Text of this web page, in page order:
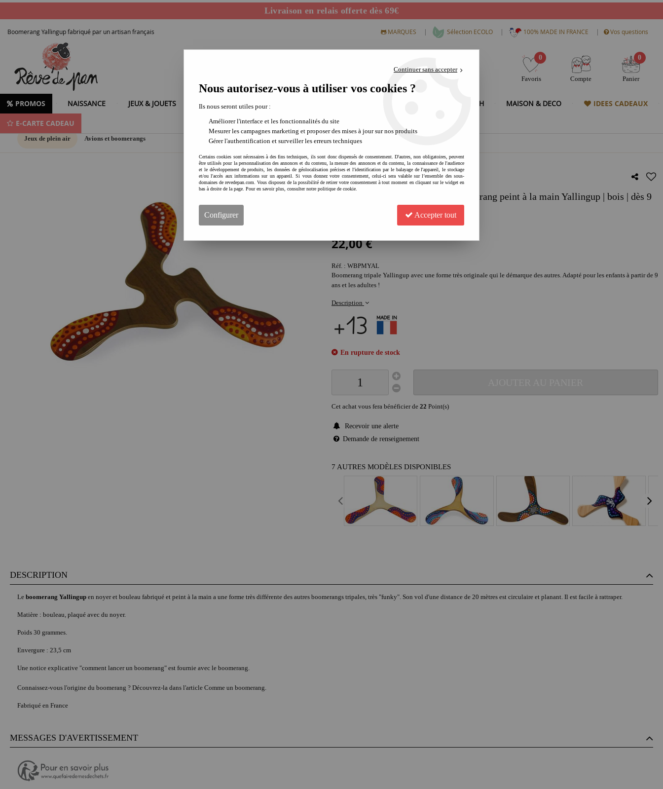
Livraison en relais offerte dès 69€
Boomerang Yallingup fabriqué par un artisan français MARQUES | Sélection ECOLO | 100% MADE IN FRANCE | Vos questions
0
Favoris Compte
0
Panier
PROMOS NAISSANCE JEUX & JOUETS LOISIRS CREATIFS MODE & HIGH TECH MAISON & DECO IDEES CADEAUX
E-CARTE CADEAU
Jeux de plein air Avions et boomerangs
WALLABY BOOMERANGS Boomerang peint à la main Yallingup | bois | dès 9
ans | activité plein air
22,00€
Réf. : WBPMYAL
Boomerang tripale Yallingup avec une forme très originale qui le démarque des autres. Adapté pour les enfants à partir de 9
ans et les adultes !
Description
En rupture de stock
Cet achat vous fera bénéficier de 22 Point(s)
Recevoir une alerte
Demande de renseignement
7 AUTRES MODÈLES DISPONIBLES
DESCRIPTION
Le boomerang Yallingup en noyer et bouleau fabriqué et peint à la main a une forme très différente des autres boomerangs tripales, très "funky". Son vol d'une distance de 20 mètres est circulaire et planant. Il est facile à rattraper.
Matière : bouleau, plaqué avec du noyer.
Poids 30 grammes.
Envergure : 23,5 cm
Une notice explicative "comment lancer un boomerang" est fournie avec le boomerang.
Connaissez-vous l'origine du boomerang ? Découvrez-la dans l'article Comme un boomerang
Fabriqué en France
MESSAGES D'AVERTISSEMENT
Continuer sans accepter
Nous autorisez-vous à utiliser vos cookies ?
Ils nous seront utiles pour :
Améliorer l'interface et les fonctionnalités du site
Mesurer les campagnes marketing et proposer des mises à jour sur nos produits
Gérer l'authentification et surveiller les erreurs techniques
Certains cookies sont nécessaires à des fins techniques, ils sont donc dispensés de consentement. D'autres, non obligatoires, peuvent
être utilisés pour la personnalisation des annonces et du contenu, la mesure des annonces et du contenu, la connaissance de l'audience
et le développement de produits, les données de géolocalisation précises et l'identification par le balayage de l'appareil, le stockage
et/ou l'accès aux informations sur un appareil. Si vous donnez votre consentement, celui-ci sera valable sur l’ensemble des sous-
domaines de revedepan.com. Vous disposez de la possibilité de retirer votre consentement à tout moment en cliquant sur le widget en
bas à droite de la page. Pour en savoir plus, consulter notre politique de cookie.
Configurer Accepter tout